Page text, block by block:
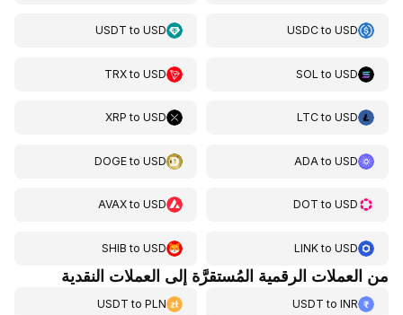
USDCtoUSD
USDT toUSD
SOL toUSD
TRXtoUSD
LTCtoUSD
XRP toUSD
ADA toUSD
DOGEtoUSD
DOT toUSD
AVAXtoUSD
LINKtoUSD
SHIB toUSD
من العملات الرقمية المُستقرَّة إلى العملات النقدية
USDT toINR
USDT toPLN